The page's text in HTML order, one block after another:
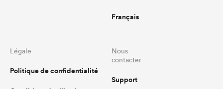
Français
Légale
Politique de confidentialité
Nous
contacter
Support